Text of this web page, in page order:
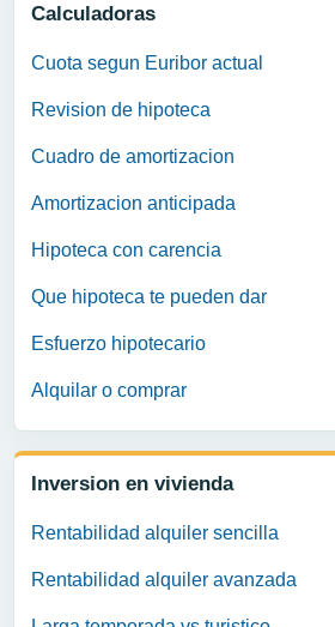
Calculadoras
Cuota segun Euribor actual
Revision de hipoteca
Cuadro de amortizacion
Amortizacion anticipada
Hipoteca con carencia
Que hipoteca te pueden dar
Esfuerzo hipotecario
Alquilar o comprar
Inversion en vivienda
Rentabilidad alquiler sencilla
Rentabilidad alquiler avanzada